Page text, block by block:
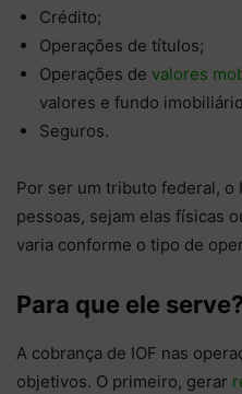
Crédito;
Operações de títulos;
Operações de valores
valores e fundo
Seguros.
Por ser um tributo federal, o
pessoas, sejam elas físicas
varia conforme o tipo de
Para que ele serve?
A cobrança de IOF nas
objetivos. O primeiro, gerar